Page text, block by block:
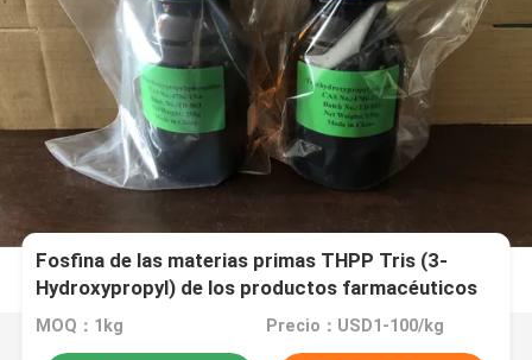
Fosfina de las materias primas THPP Tris (3-
Hydroxypropyl) de los productos farmacéuticos
de CAS 4706-17-6
MOQ：1kg Precio：USD1-100/kg